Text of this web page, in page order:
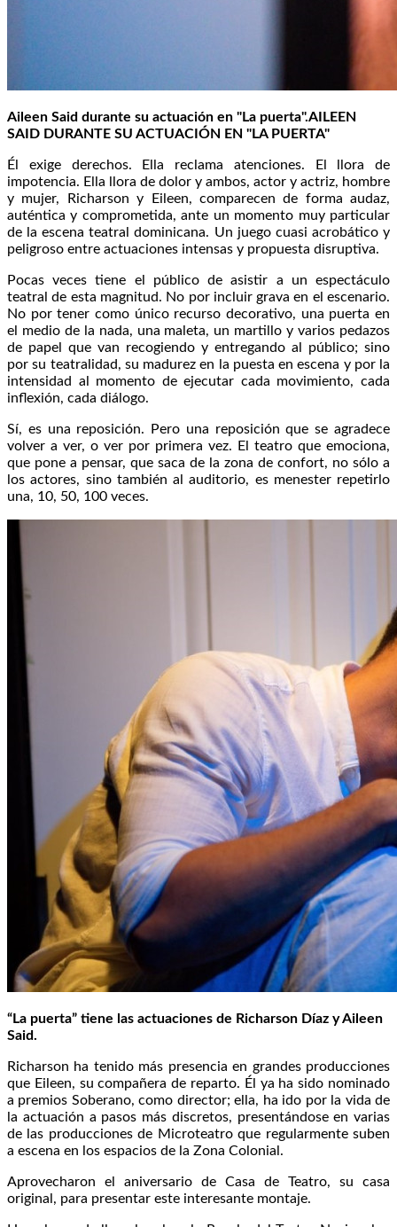
Aileen Said durante su actuación en "La puerta".AILEEN
SAID DURANTE SU ACTUACIÓN EN "LA PUERTA"
Él exige derechos. Ella reclama atenciones. El llora de
impotencia. Ella llora de dolor y ambos, actor y actriz, hombre
y mujer, Richarson y Eileen, comparecen de forma audaz,
auténtica y comprometida, ante un momento muy particular
de la escena teatral dominicana. Un juego cuasi acrobático y
peligroso entre actuaciones intensas y propuesta disruptiva.
Pocas veces tiene el público de asistir a un espectáculo
teatral de esta magnitud. No por incluir grava en el escenario.
No por tener como único recurso decorativo, una puerta en
el medio de la nada, una maleta, un martillo y varios pedazos
de papel que van recogiendo y entregando al público; sino
por su teatralidad, su madurez en la puesta en escena y por la
intensidad al momento de ejecutar cada movimiento, cada
inflexión, cada diálogo.
Sí, es una reposición. Pero una reposición que se agradece
volver a ver, o ver por primera vez. El teatro que emociona,
que pone a pensar, que saca de la zona de confort, no sólo a
los actores, sino también al auditorio, es menester repetirlo
una, 10, 50, 100 veces.
“La puerta” tiene las actuaciones de Richarson Díaz y Aileen
Said.
Richarson ha tenido más presencia en grandes producciones
que Eileen, su compañera de reparto. Él ya ha sido nominado
a premios Soberano, como director; ella, ha ido por la vida de
la actuación a pasos más discretos, presentándose en varias
de las producciones de Microteatro que regularmente suben
a escena en los espacios de la Zona Colonial.
Aprovecharon el aniversario de Casa de Teatro, su casa
original, para presentar este interesante montaje.